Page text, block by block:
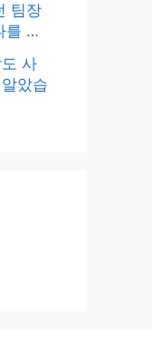
팀장
를 닦
사
았습